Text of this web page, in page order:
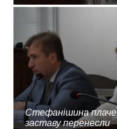
Стефанішина плаче
заставу перенесли